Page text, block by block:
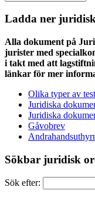
Ladda ner
Alla dokument på
jurister med
i takt med att
länkar för mer
Olika typer av
Juridiska
Juridiska
Gåvobrev
Sökbar juridisk
Sök efter: